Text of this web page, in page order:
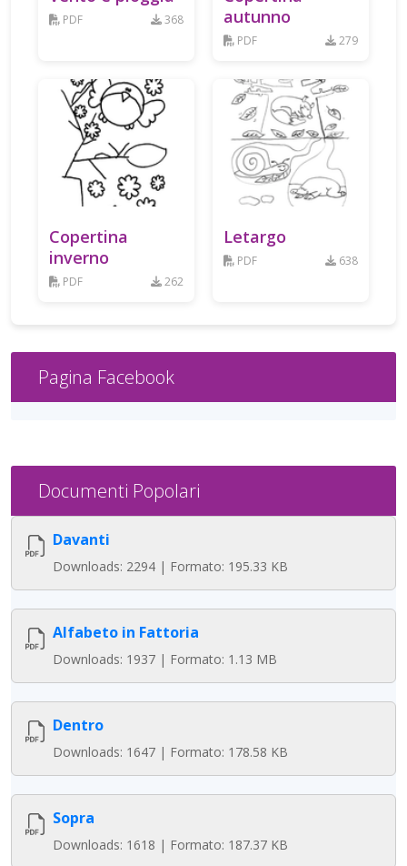
PDF 368
autunno
PDF 279
Copertina
inverno
PDF 262
Letargo
PDF 638
Pagina Facebook
Documenti Popolari
Davanti
Downloads: 2294 | Formato: 195.33 KB
Alfabeto in Fattoria
Downloads: 1937 | Formato: 1.13 MB
Dentro
Downloads: 1647 | Formato: 178.58 KB
Sopra
Downloads: 1618 | Formato: 187.37 KB